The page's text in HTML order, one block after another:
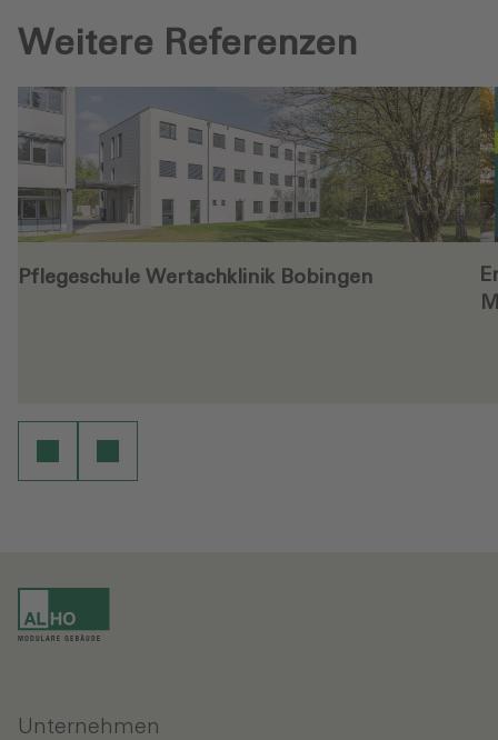
Weitere Referenzen
Pflegeschule Wertachklinik Bobingen
Unternehmen